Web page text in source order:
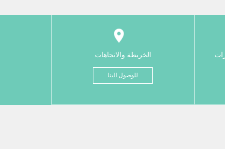
الخريطة والاتجاهات
للوصول الينا